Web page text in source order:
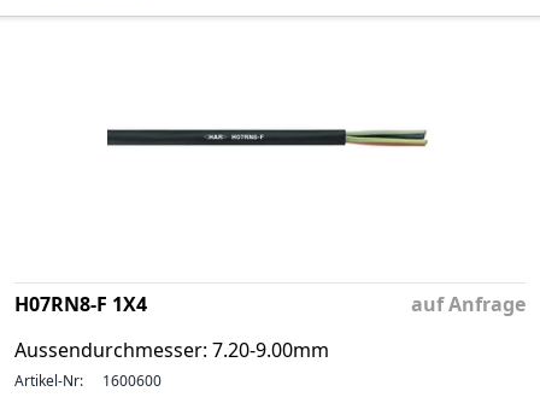
H07RN8-F 1X4
Aussendurchmesser: 7.20-9.00mm
auf Anfrage
Artikel-Nr: 1600600